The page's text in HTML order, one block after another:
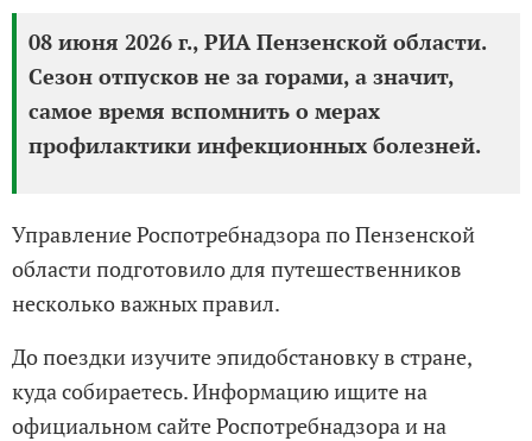
08 июня 2026 г., РИА Пензенской области.
Сезон отпусков не за горами, а значит,
самое время вспомнить о мерах
профилактики инфекционных болезней.
Управление Роспотребнадзора по Пензенской
области подготовило для путешественников
несколько важных правил.
До поездки изучите эпидобстановку в стране,
куда собираетесь. Информацию ищите на
официальном сайте Роспотребнадзора и на